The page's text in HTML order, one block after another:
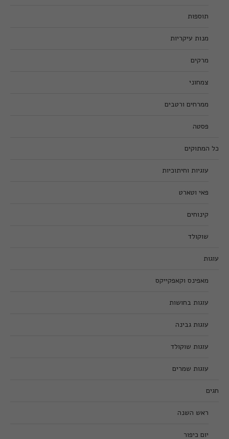
תוספות
מנות עיקריות
מרקים
צמחוני
ממרחים ורטבים
פסטה
כל המתוקים
עוגיות וחיתוכיות
פאי וטארט
קינוחים
שוקולד
עוגות
מאפינס וקאפקייקס
עוגות בחושות
עוגות גבינה
עוגות שוקולד
עוגות שמרים
חגים
ראש השנה
יום כיפור